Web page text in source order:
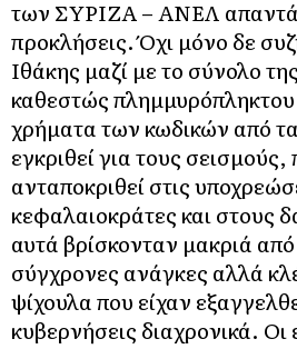
των ΣΥΡΙΖΑ – ΑΝΕΛ απαντά
προκλήσεις. Όχι μόνο δε
Ιθάκης μαζί με το σύνολο
καθεστώς πλημμυρόπληκτου
χρήματα των κωδικών από
εγκριθεί για τους
ανταποκριθεί στις
κεφαλαιοκράτες και στους
αυτά βρίσκονταν μακριά
σύγχρονες ανάγκες αλλά
ψίχουλα που είχαν
κυβερνήσεις διαχρονικά. Οι